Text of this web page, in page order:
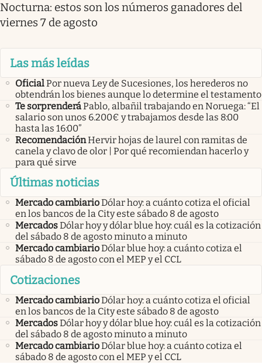
Nocturna: estos son los números ganadores del
viernes 7 de agosto
Las más leídas
OficialPor nueva Ley de Sucesiones, los herederos no
obtendrán los bienes aunque lo determine el testamento
Te sorprenderáPablo, albañil trabajando en Noruega: “El
salario son unos 6.200€ y trabajamos desde las 8:00
hasta las 16:00”
RecomendaciónHervir hojas de laurel con ramitas de
canela y clavo de olor | Por qué recomiendan hacerlo y
para qué sirve
Últimas noticias
Mercado cambiarioDólar hoy: a cuánto cotiza el oficial
en los bancos de la City este sábado 8 de agosto
MercadosDólar hoy y dólar blue hoy: cuál es la cotización
del sábado 8 de agosto minuto a minuto
Mercado cambiarioDólar blue hoy: a cuánto cotiza el
sábado 8 de agosto con el MEP y el CCL
Cotizaciones
Mercado cambiarioDólar hoy: a cuánto cotiza el oficial
en los bancos de la City este sábado 8 de agosto
MercadosDólar hoy y dólar blue hoy: cuál es la cotización
del sábado 8 de agosto minuto a minuto
Mercado cambiarioDólar blue hoy: a cuánto cotiza el
sábado 8 de agosto con el MEP y el CCL